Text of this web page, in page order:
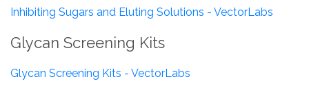
Inhibiting Sugars and Eluting Solutions - VectorLabs
Glycan Screening Kits
Glycan Screening Kits - VectorLabs